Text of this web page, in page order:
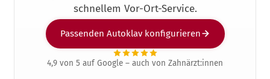
schnellem Vor-Ort-Service.
Passenden Autoklav konfigurieren
4,9 von 5 auf Google – auch von Zahnärzt:innen